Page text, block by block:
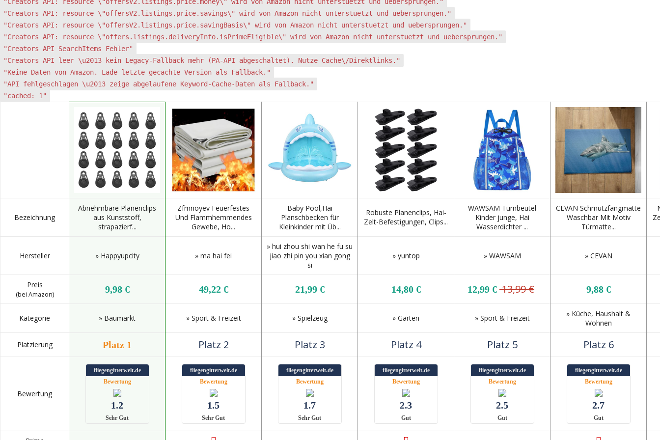
"Creators API: resource \"offersV2.listings.price.savings\" wird von Amazon nicht unterstuetzt und uebersprungen."
"Creators API: resource \"offersV2.listings.price.savingBasis\" wird von Amazon nicht unterstuetzt und uebersprungen."
"Creators API: resource \"offers.listings.deliveryInfo.isPrimeEligible\" wird von Amazon nicht unterstuetzt und uebersprungen."
"Creators API SearchItems Fehler"
"Creators API leer \u2013 kein Legacy-Fallback mehr (PA-API abgeschaltet). Nutze Cache\/Direktlinks."
"Keine Daten von Amazon. Lade letzte gecachte Version als Fallback."
"API fehlgeschlagen \u2013 zeige abgelaufene Keyword-Cache-Daten als Fallback."
"cached: 1"
Bezeichnung
Abnehmbare Planenclips
aus Kunststoff,
strapazierf...
Zfmnoyev Feuerfestes
Und Flammhemmendes
Gewebe, Ho...
Baby Pool,Hai
Planschbecken für
Kleinkinder mit Üb...
Robuste Planenclips, Hai-
Zelt-Befestigungen, Clips...
WAWSAM Turnbeutel
Kinder junge, Hai
Wasserdichter ...
CEVAN Schmutzfangmatte
Waschbar Mit Motiv
Türmatte...
Hersteller » Happyupcity » ma hai fei
» hui zhou shi wan he fu su
jiao zhi pin you xian gong
si
» yuntop » WAWSAM » CEVAN
Preis
(bei Amazon) 9,98 € 49,22 € 21,99 € 14,80 € 12,99 € 13,99 € 9,88 €
Kategorie » Baumarkt » Sport & Freizeit » Spielzeug » Garten » Sport & Freizeit
» Küche, Haushalt &
Wohnen
Platzierung Platz 1 Platz 2 Platz 3 Platz 4 Platz 5 Platz 6
Bewertung
fliegengitterwelt.de
Bewertung
1.2
Sehr Gut
fliegengitterwelt.de
Bewertung
1.5
Sehr Gut
fliegengitterwelt.de
Bewertung
1.7
Sehr Gut
fliegengitterwelt.de
Bewertung
2.3
Gut
fliegengitterwelt.de
Bewertung
2.5
Gut
fliegengitterwelt.de
Bewertung
2.7
Gut